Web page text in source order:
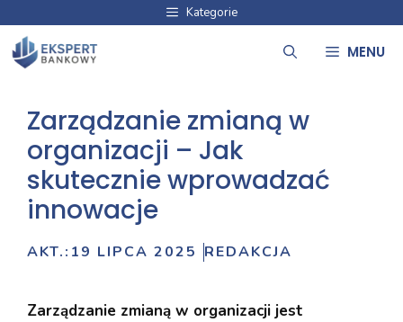
treści
Kategorie
MENU
Zarządzanie zmianą w
organizacji – Jak
skutecznie wprowadzać
innowacje
AKT.: 19 LIPCA 2025 REDAKCJA
Zarządzanie zmianą w organizacji jest